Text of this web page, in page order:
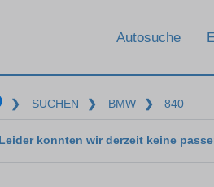
Autosuche
❯ SUCHEN ❯ BMW ❯ 840
Leider konnten wir derzeit keine